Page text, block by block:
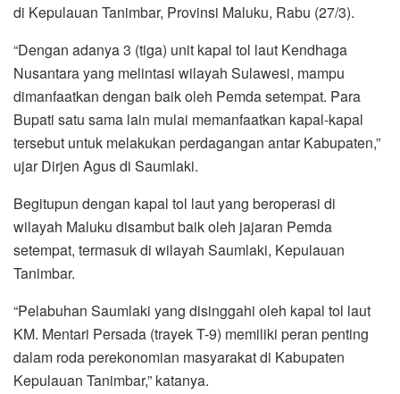
di Kepulauan Tanimbar, Provinsi Maluku, Rabu (27/3).
“Dengan adanya 3 (tiga) unit kapal tol laut Kendhaga
Nusantara yang melintasi wilayah Sulawesi, mampu
dimanfaatkan dengan baik oleh Pemda setempat. Para
Bupati satu sama lain mulai memanfaatkan kapal-kapal
tersebut untuk melakukan perdagangan antar Kabupaten,”
ujar Dirjen Agus di Saumlaki.
Begitupun dengan kapal tol laut yang beroperasi di
wilayah Maluku disambut baik oleh jajaran Pemda
setempat, termasuk di wilayah Saumlaki, Kepulauan
Tanimbar.
“Pelabuhan Saumlaki yang disinggahi oleh kapal tol laut
KM. Mentari Persada (trayek T-9) memiliki peran penting
dalam roda perekonomian masyarakat di Kabupaten
Kepulauan Tanimbar,” katanya.